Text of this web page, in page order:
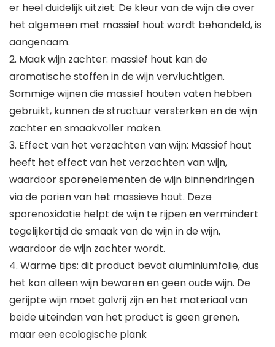
er heel duidelijk uitziet. De kleur van de wijn die over
het algemeen met massief hout wordt behandeld, is
aangenaam.
2. Maak wijn zachter: massief hout kan de
aromatische stoffen in de wijn vervluchtigen.
Sommige wijnen die massief houten vaten hebben
gebruikt, kunnen de structuur versterken en de wijn
zachter en smaakvoller maken.
3. Effect van het verzachten van wijn: Massief hout
heeft het effect van het verzachten van wijn,
waardoor sporenelementen de wijn binnendringen
via de poriën van het massieve hout. Deze
sporenoxidatie helpt de wijn te rijpen en vermindert
tegelijkertijd de smaak van de wijn in de wijn,
waardoor de wijn zachter wordt.
4. Warme tips: dit product bevat aluminiumfolie, dus
het kan alleen wijn bewaren en geen oude wijn. De
gerijpte wijn moet galvrij zijn en het materiaal van
beide uiteinden van het product is geen grenen,
maar een ecologische plank